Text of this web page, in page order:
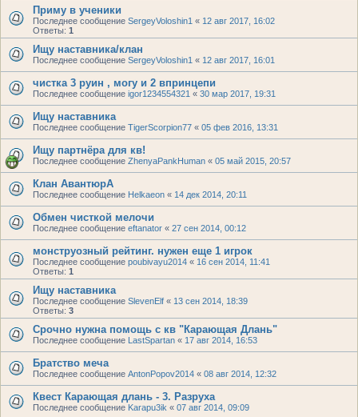
Приму в ученики
Последнее сообщение SergeyVoloshin1 « 12 авг 2017, 16:02
Ответы: 1
Ищу наставника/клан
Последнее сообщение SergeyVoloshin1 « 12 авг 2017, 16:01
чистка 3 руин , могу и 2 впринцепи
Последнее сообщение igor1234554321 « 30 мар 2017, 19:31
Ищу наставника
Последнее сообщение TigerScorpion77 « 05 фев 2016, 13:31
Ищу партнёра для кв!
Последнее сообщение ZhenyaPankHuman « 05 май 2015, 20:57
Клан АвантюрА
Последнее сообщение Helkaeon « 14 дек 2014, 20:11
Обмен чисткой мелочи
Последнее сообщение eftanator « 27 сен 2014, 00:12
монструозный рейтинг. нужен еще 1 игрок
Последнее сообщение poubivayu2014 « 16 сен 2014, 11:41
Ответы: 1
Ищу наставника
Последнее сообщение SlevenElf « 13 сен 2014, 18:39
Ответы: 3
Срочно нужна помощь с кв "Карающая Длань"
Последнее сообщение LastSpartan « 17 авг 2014, 16:53
Братство меча
Последнее сообщение AntonPopov2014 « 08 авг 2014, 12:32
Квест Карающая длань - 3. Разруха
Последнее сообщение Karapu3ik « 07 авг 2014, 09:09